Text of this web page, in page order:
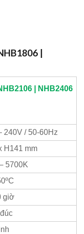
|
| NHB2406
240V / 50-60Hz
H141 mm
5700K
giờ